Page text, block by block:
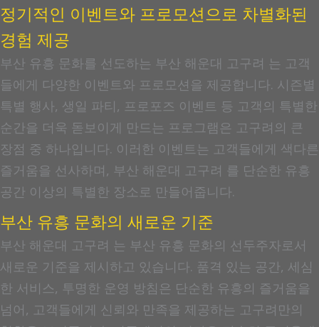
정기적인 이벤트와 프로모션으로 차별화된
경험 제공
부산 유흥 문화를 선도하는 부산 해운대 고구려 는 고객
들에게 다양한 이벤트와 프로모션을 제공합니다. 시즌별
특별 행사, 생일 파티, 프로포즈 이벤트 등 고객의 특별한
순간을 더욱 돋보이게 만드는 프로그램은 고구려의 큰
장점 중 하나입니다. 이러한 이벤트는 고객들에게 색다른
즐거움을 선사하며, 부산 해운대 고구려 를 단순한 유흥
공간 이상의 특별한 장소로 만들어줍니다.
부산 유흥 문화의 새로운 기준
부산 해운대 고구려 는 부산 유흥 문화의 선두주자로서
새로운 기준을 제시하고 있습니다. 품격 있는 공간, 세심
한 서비스, 투명한 운영 방침은 단순한 유흥의 즐거움을
넘어, 고객들에게 신뢰와 만족을 제공하는 고구려만의